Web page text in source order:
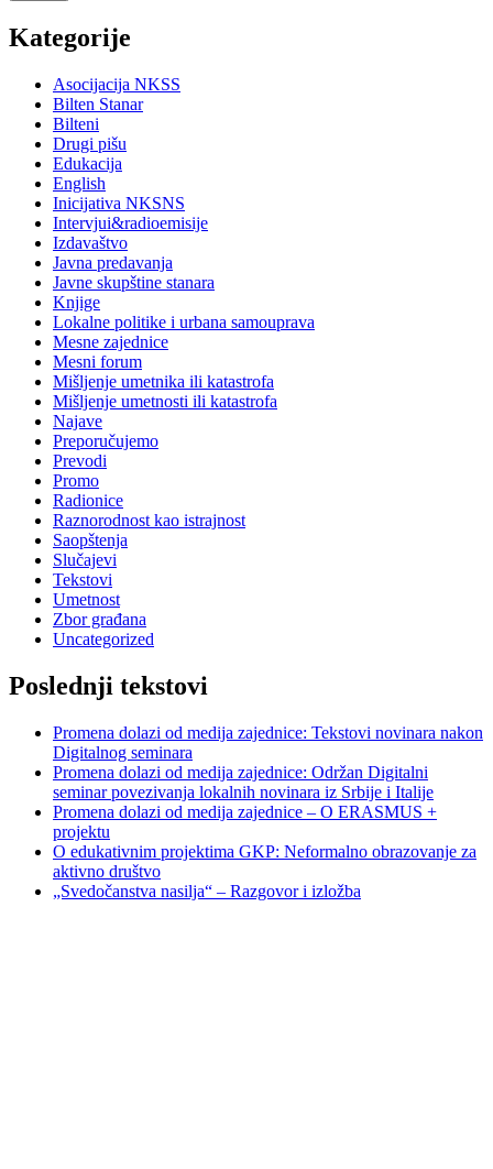
Kategorije
Asocijacija NKSS
Bilten Stanar
Bilteni
Drugi pišu
Edukacija
English
Inicijativa NKSNS
Intervjui&radioemisije
Izdavaštvo
Javna predavanja
Javne skupštine stanara
Knjige
Lokalne politike i urbana samouprava
Mesne zajednice
Mesni forum
Mišljenje umetnika ili katastrofa
Mišljenje umetnosti ili katastrofa
Najave
Preporučujemo
Prevodi
Promo
Radionice
Raznorodnost kao istrajnost
Saopštenja
Slučajevi
Tekstovi
Umetnost
Zbor građana
Uncategorized
Poslednji tekstovi
Promena dolazi od medija zajednice: Tekstovi novinara nakon
Digitalnog seminara
Promena dolazi od medija zajednice: Održan Digitalni
seminar povezivanja lokalnih novinara iz Srbije i Italije
Promena dolazi od medija zajednice – O ERASMUS +
projektu
O edukativnim projektima GKP: Neformalno obrazovanje za
aktivno društvo
„Svedočanstva nasilja“ – Razgovor i izložba